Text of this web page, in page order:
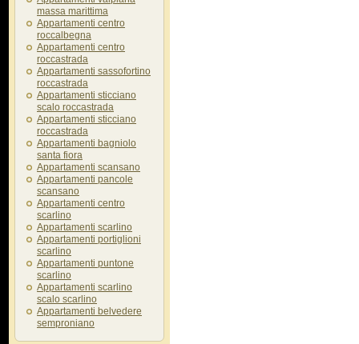
massa marittima
Appartamenti centro
roccalbegna
Appartamenti centro
roccastrada
Appartamenti sassofortino
roccastrada
Appartamenti sticciano
scalo roccastrada
Appartamenti sticciano
roccastrada
Appartamenti bagniolo
santa fiora
Appartamenti scansano
Appartamenti pancole
scansano
Appartamenti centro
scarlino
Appartamenti scarlino
Appartamenti portiglioni
scarlino
Appartamenti puntone
scarlino
Appartamenti scarlino
scalo scarlino
Appartamenti belvedere
semproniano